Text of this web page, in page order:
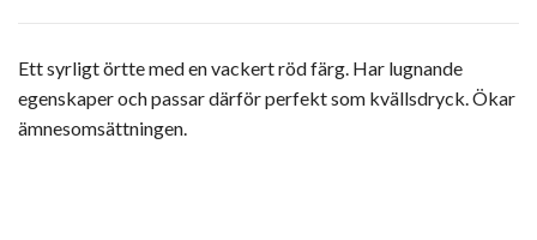
Ett syrligt örtte med en vackert röd färg. Har lugnande
egenskaper och passar därför perfekt som kvällsdryck. Ökar
ämnesomsättningen.